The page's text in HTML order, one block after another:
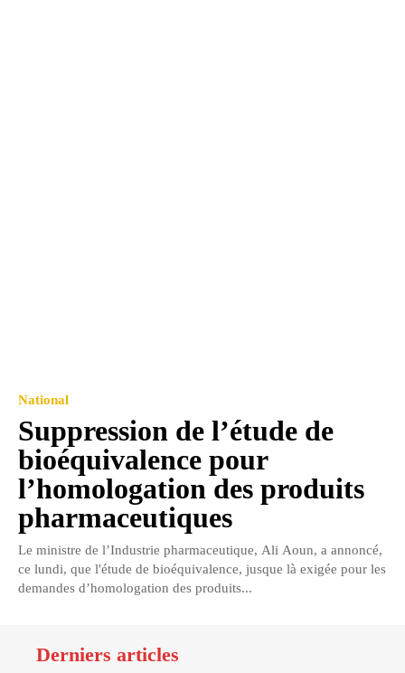
National
Suppression de l’étude de
bioéquivalence pour
l’homologation des produits
pharmaceutiques
Le ministre de l’Industrie pharmaceutique, Ali Aoun, a annoncé,
ce lundi, que l'étude de bioéquivalence, jusque là exigée pour les
demandes d’homologation des produits...
Derniers articles